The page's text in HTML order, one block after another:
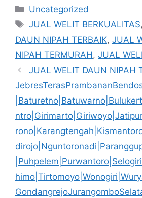
Kategori
Uncategorized
Tag
JUAL WELIT BERKUALITAS
DAUN NIPAH TERBAIK, JUAL
NIPAH TERMURAH, JUAL
JUAL WELIT DAUN NIPAH